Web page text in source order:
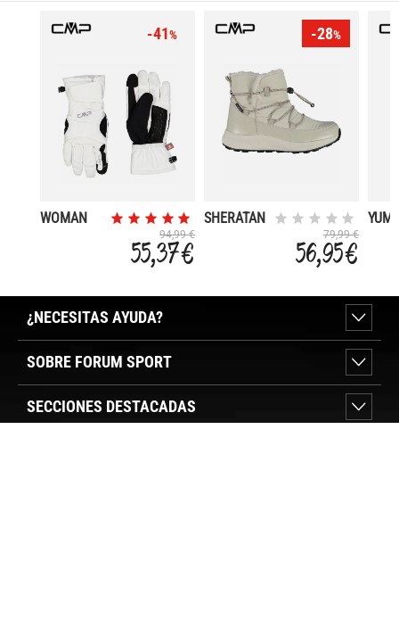
-41%
WOMAN
94,99 €
55,37 €
-28%
SHERATAN
79,99 €
56,95 €
¿NECESITAS AYUDA?
SOBRE FORUM SPORT
SECCIONES DESTACADAS